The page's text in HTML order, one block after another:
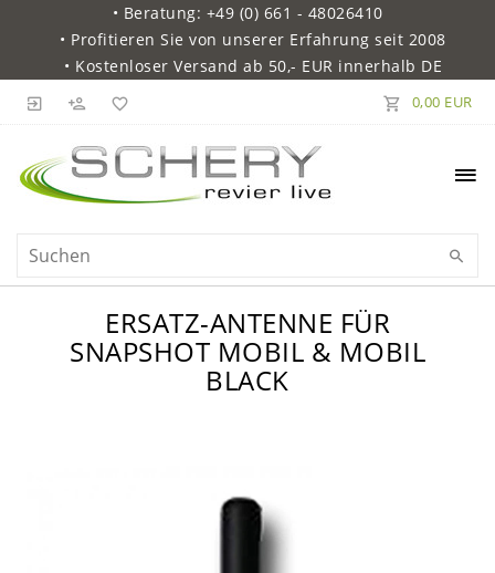
• Beratung: +49 (0) 661 - 48026410
• Profitieren Sie von unserer Erfahrung seit 2008
• Kostenloser Versand ab 50,- EUR innerhalb DE
0,00 EUR
ERSATZ-ANTENNE FÜR
SNAPSHOT MOBIL & MOBIL
BLACK